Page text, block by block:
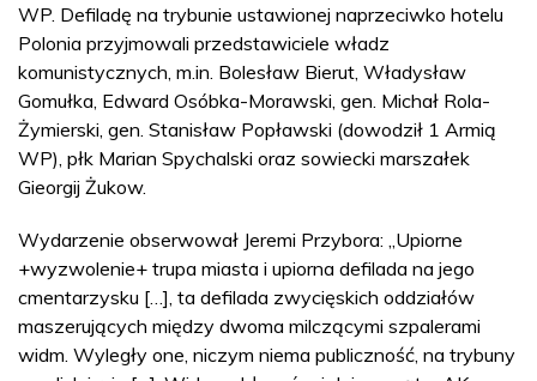
WP. Defiladę na trybunie ustawionej naprzeciwko hotelu
Polonia przyjmowali przedstawiciele władz
komunistycznych, m.in. Bolesław Bierut, Władysław
Gomułka, Edward Osóbka-Morawski, gen. Michał Rola-
Żymierski, gen. Stanisław Popławski (dowodził 1 Armią
WP), płk Marian Spychalski oraz sowiecki marszałek
Gieorgij Żukow.
Wydarzenie obserwował Jeremi Przybora: „Upiorne
+wyzwolenie+ trupa miasta i upiorna defilada na jego
cmentarzysku […], ta defilada zwycięskich oddziałów
maszerujących między dwoma milczącymi szpalerami
widm. Wyległy one, niczym niema publiczność, na trybuny